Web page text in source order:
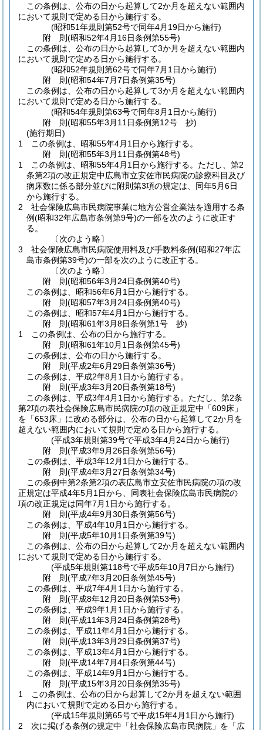
この条例は、公布の日から起算して2か月を超えない範囲内
において規則で定める日から施行する。
(昭和51年規則第52号で同年4月19日から施行)
附 則(昭和52年4月16日条例第55号)
この条例は、公布の日から起算して3か月を超えない範囲内
において規則で定める日から施行する。
(昭和52年規則第62号で同年7月1日から施行)
附 則(昭和54年7月7日条例第35号)
この条例は、公布の日から起算して3か月を超えない範囲内
において規則で定める日から施行する。
(昭和54年規則第63号で同年8月1日から施行)
附 則(昭和55年3月11日条例第12号 抄)
(施行期日)
1
この条例は、昭和55年4月1日から施行する。
附 則(昭和55年3月11日条例第48号)
1
この条例は、昭和55年4月1日から施行する。 ただし、第2
条第2項の改正規定中広島市立安佐市民病院の診療科目及び
病床数に係る部分並びに附則第3項の規定は、同年5月6日
から施行する。
2
社会保険広島市民病院事業に地方公営企業法を適用する条
例(昭和32年広島市条例第9号)の一部を次のように改正す
る。
〔次のよう略〕
3
社会保険広島市民病院使用料及び手数料条例(昭和27年広
島市条例第39号)の一部を次のように改正する。
〔次のよう略〕
附 則(昭和56年3月24日条例第40号)
この条例は、昭和56年6月1日から施行する。
附 則(昭和57年3月24日条例第40号)
この条例は、昭和57年4月1日から施行する。
附 則(昭和61年3月8日条例第1号 抄)
1
この条例は、公布の日から施行する。
附 則(昭和61年10月1日条例第45号)
この条例は、公布の日から施行する。
附 則(平成2年6月29日条例第36号)
この条例は、平成2年8月1日から施行する。
附 則(平成3年3月20日条例第18号)
この条例は、平成3年4月1日から施行する。 ただし、第2条
第2項の表社会保険広島市民病院の項の改正規定中「609床」
を「653床」に改める部分は、公布の日から起算して2か月を
超えない範囲内において規則で定める日から施行する。
(平成3年規則第39号で平成3年4月24日から施行)
附 則(平成3年9月26日条例第56号)
この条例は、平成3年12月1日から施行する。
附 則(平成4年3月27日条例第34号)
この条例中第2条第2項の表広島市立安佐市民病院の項の改
正規定は平成4年5月1日から、同表社会保険広島市民病院の
項の改正規定は同年7月1日から施行する。
附 則(平成4年9月30日条例第56号)
この条例は、平成4年10月1日から施行する。
附 則(平成5年10月1日条例第39号)
この条例は、公布の日から起算して2か月を超えない範囲内
において規則で定める日から施行する。
(平成5年規則第118号で平成5年10月7日から施行)
附 則(平成7年3月20日条例第45号)
この条例は、平成7年4月1日から施行する。
附 則(平成8年12月20日条例第53号)
この条例は、平成9年1月1日から施行する。
附 則(平成11年3月24日条例第28号)
この条例は、平成11年4月1日から施行する。
附 則(平成13年3月29日条例第37号)
この条例は、平成13年4月1日から施行する。
附 則(平成14年7月4日条例第44号)
この条例は、平成14年9月1日から施行する。
附 則(平成15年3月20日条例第35号)
1
この条例は、公布の日から起算して2か月を超えない範囲
内において規則で定める日から施行する。
(平成15年規則第65号で平成15年4月1日から施行)
2
次に掲げる条例の規定中「社会保険広島市民病院」を「広